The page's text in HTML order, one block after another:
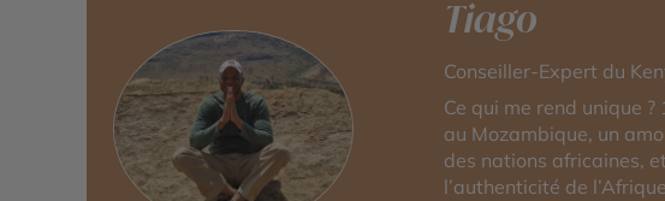
Tiago
Conseiller-Expert du
Ce qui me rend unique
au Mozambique, un
des nations africaines,
l’authenticité de